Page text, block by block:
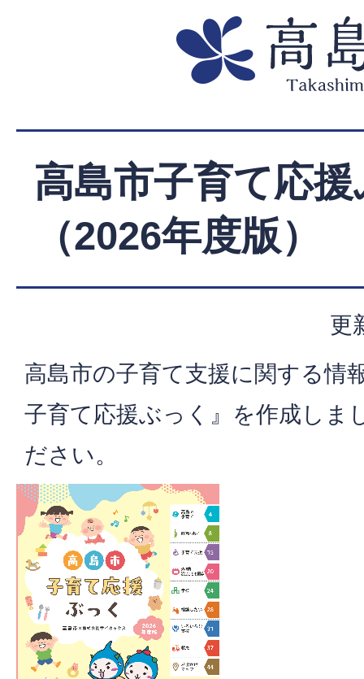
高島市子育て応
（2026年度版）
更
高島市の子育て支援に関する情
子育て応援ぶっく』を作成しま
ださい。